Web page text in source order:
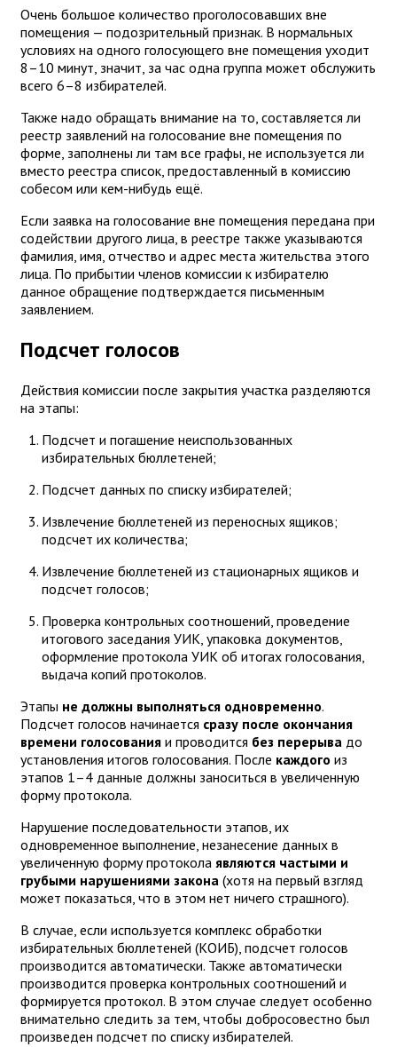
Очень большое количество проголосовавших вне
помещения — подозрительный признак. В нормальных
условиях на одного голосующего вне помещения уходит
8–10 минут, значит, за час одна группа может обслужить
всего 6–8 избирателей.
Также надо обращать внимание на то, составляется ли
реестр заявлений на голосование вне помещения по
форме, заполнены ли там все графы, не используется ли
вместо реестра список, предоставленный в комиссию
собесом или кем-нибудь ещё.
Если заявка на голосование вне помещения передана при
содействии другого лица, в реестре также указываются
фамилия, имя, отчество и адрес места жительства этого
лица. По прибытии членов комиссии к избирателю
данное обращение подтверждается письменным
заявлением.
Подсчет голосов
Действия комиссии после закрытия участка разделяются
на этапы:
Подсчет и погашение неиспользованных
избирательных бюллетеней;
Подсчет данных по списку избирателей;
Извлечение бюллетеней из переносных ящиков;
подсчет их количества;
Извлечение бюллетеней из стационарных ящиков и
подсчет голосов;
Проверка контрольных соотношений, проведение
итогового заседания УИК, упаковка документов,
оформление протокола УИК об итогах голосования,
выдача копий протоколов.
Этапы не должны выполняться одновременно.
Подсчет голосов начинается сразу после окончания
времени голосования и проводится без перерыва до
установления итогов голосования. После каждого из
этапов 1–4 данные должны заноситься в увеличенную
форму протокола.
Нарушение последовательности этапов, их
одновременное выполнение, незанесение данных в
увеличенную форму протокола являются частыми и
грубыми нарушениями закона (хотя на первый взгляд
может показаться, что в этом нет ничего страшного).
В случае, если используется комплекс обработки
избирательных бюллетеней (КОИБ), подсчет голосов
производится автоматически. Также автоматически
производится проверка контрольных соотношений и
формируется протокол. В этом случае следует особенно
внимательно следить за тем, чтобы добросовестно был
произведен подсчет по списку избирателей.